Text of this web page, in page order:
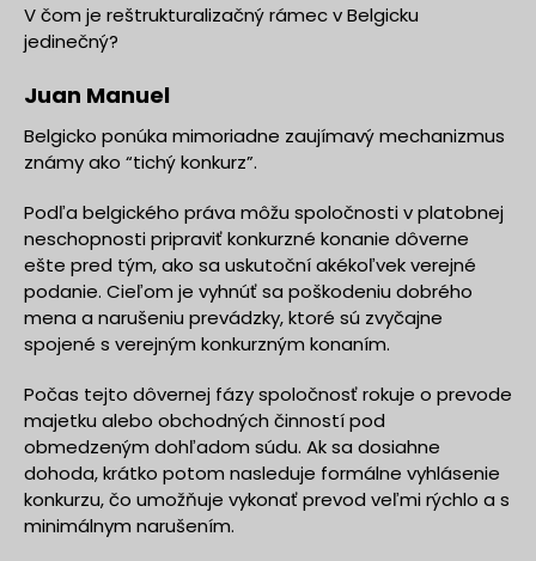
V čom je reštrukturalizačný rámec v Belgicku
jedinečný?
Juan Manuel
Belgicko ponúka mimoriadne zaujímavý mechanizmus
známy ako “tichý konkurz”.
Podľa belgického práva môžu spoločnosti v platobnej
neschopnosti pripraviť konkurzné konanie dôverne
ešte pred tým, ako sa uskutoční akékoľvek verejné
podanie. Cieľom je vyhnúť sa poškodeniu dobrého
mena a narušeniu prevádzky, ktoré sú zvyčajne
spojené s verejným konkurzným konaním.
Počas tejto dôvernej fázy spoločnosť rokuje o prevode
majetku alebo obchodných činností pod
obmedzeným dohľadom súdu. Ak sa dosiahne
dohoda, krátko potom nasleduje formálne vyhlásenie
konkurzu, čo umožňuje vykonať prevod veľmi rýchlo a s
minimálnym narušením.